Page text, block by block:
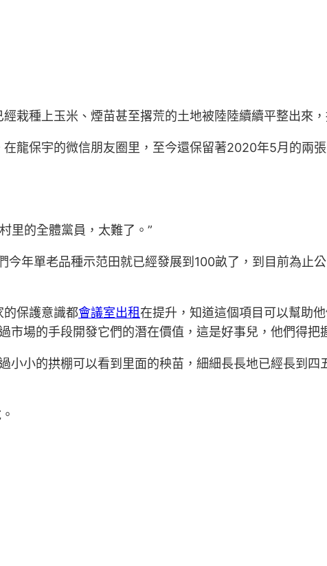
栽種上玉米、煙苗甚至撂荒的土地被陸陸續續平整出來
龍保宇的微信朋友圈里，至今還保留著2020年5月的兩
里的全體黨員，太難了。”
年單老品種示范田就已經發展到100畝了，到目前為止公
的保護意識都會議室出租在提升，知道這個項目可以幫助
市場的手段開發它們的潛在價值，這是好事兒，他們得把
小小的拱棚可以看到里面的秧苗，細細長長地已經長到